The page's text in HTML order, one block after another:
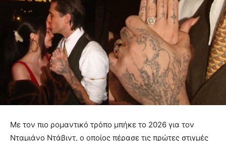
Με τον πιο ρομαντικό τρόπο μπήκε το 2026 για τον
Νταμιάνο Ντάβιντ, ο οποίος πέρασε τις πρώτες στιγμές